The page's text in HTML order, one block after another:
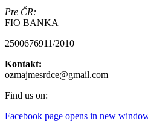
Pre ČR:
FIO BANKA
2500676911/2010
Kontakt:
ozmajmesrdce@gmail.com
Find us on:
Facebook page opens in new